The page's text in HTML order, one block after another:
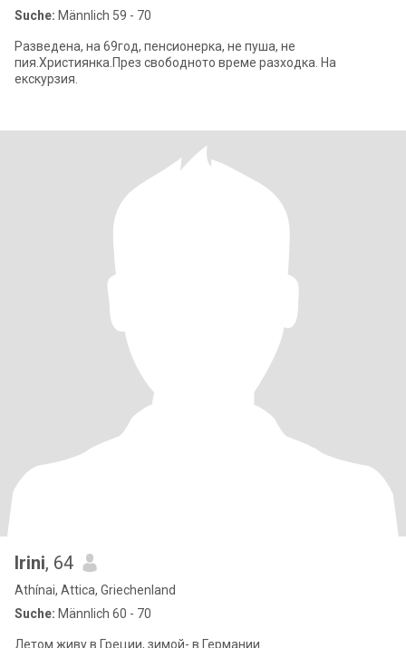
Suche: Männlich 59 - 70
Разведена, на 69год, пенсионерка, не пуша, не
пия.Християнка.През свободното време разходка. На
екскурзия.
Irini, 64
Athínai, Attica, Griechenland
Suche: Männlich 60 - 70
Летом живу в Греции, зимой- в Германии